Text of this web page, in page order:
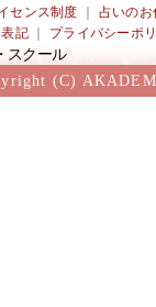
センス制度
占いのお
記 プライバシーポ
(C)